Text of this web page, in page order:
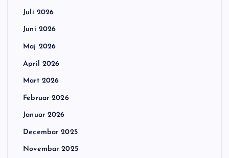
Juli 2026
Juni 2026
Maj 2026
April 2026
Mart 2026
Februar 2026
Januar 2026
Decembar 2025
Novembar 2025